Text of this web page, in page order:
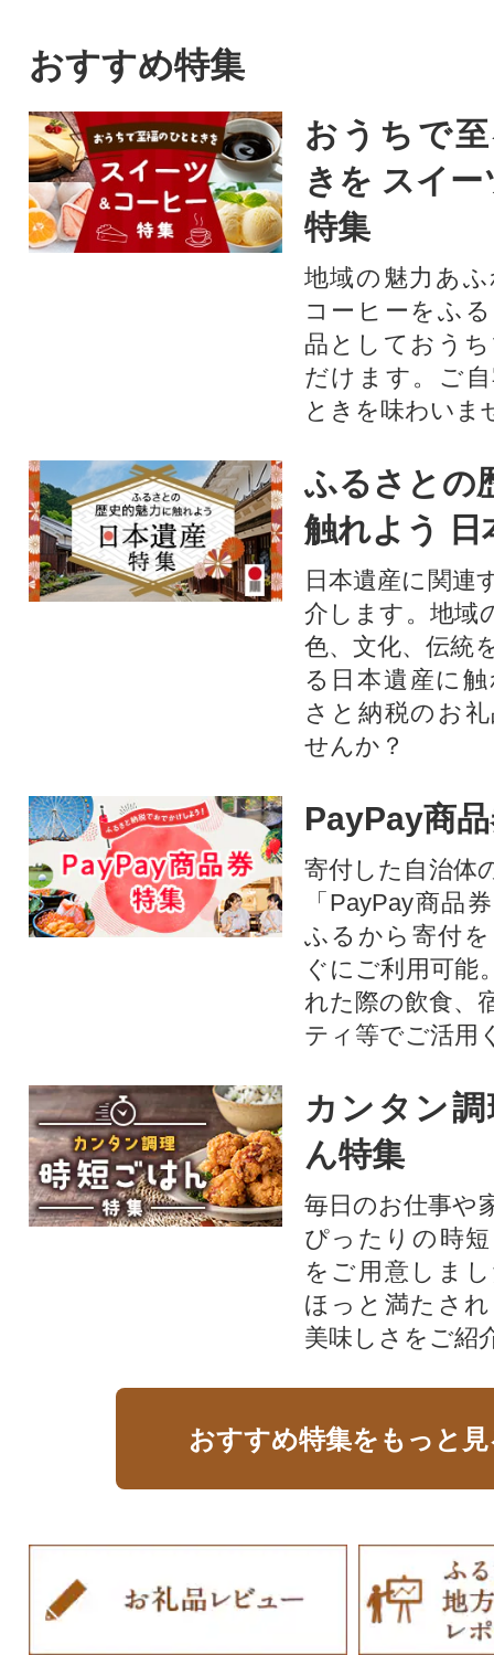
おすすめ特集
おうちで
きを スイ
特集
地域の魅力あ
コーヒーをふ
品としておう
だけます。ご
ときを味わいま
ふるさとの
触れよう 日
日本遺産に関連
介します。地域
色、文化、伝統
る日本遺産に
さと納税のお
せんか？​​​
PayPay商
寄付した自治体
「PayPay商品
ふるから寄付
ぐにご利用可能
れた際の飲食、
ティ等でご活用
カンタン
ん特集
毎日のお仕事や
ぴったりの時
をご用意しま
ほっと満たさ
美味しさをご紹
おすすめ特集をもっと